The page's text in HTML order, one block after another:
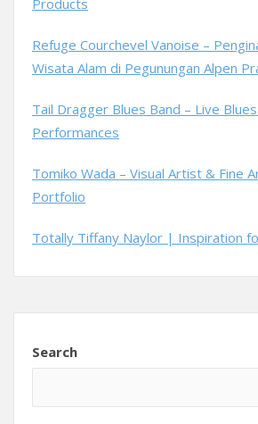
Products
Refuge Courchevel Vanoise –
Wisata Alam di Pegunungan Alpen
Tail Dragger Blues Band – Live
Performances
Tomiko Wada – Visual Artist & Fine
Portfolio
Totally Tiffany Naylor | Inspiration
Search